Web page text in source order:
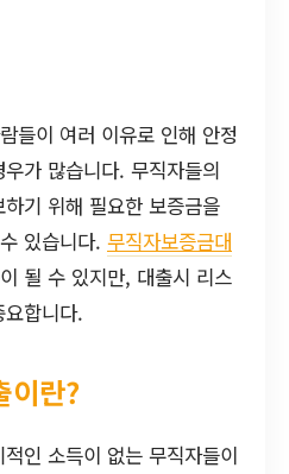
들이 여러 이유로 인해 안정
가 많습니다. 무직자들의
기 위해 필요한 보증금을
있습니다. 무직자보증금대
될 수 있지만, 대출시 리스
합니다.
이란?
인 소득이 없는 무직자들이